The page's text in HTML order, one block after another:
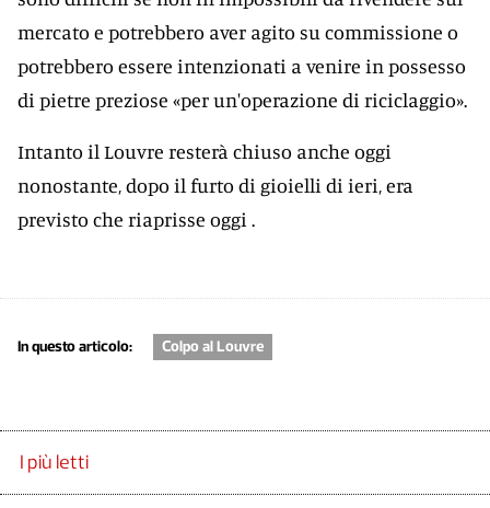
mercato e potrebbero aver agito su commissione o
potrebbero essere intenzionati a venire in possesso
di pietre preziose «per un'operazione di riciclaggio».
Intanto il Louvre resterà chiuso anche oggi
nonostante, dopo il furto di gioielli di ieri, era
previsto che riaprisse oggi .
In questo articolo: Colpo al Louvre
I più letti